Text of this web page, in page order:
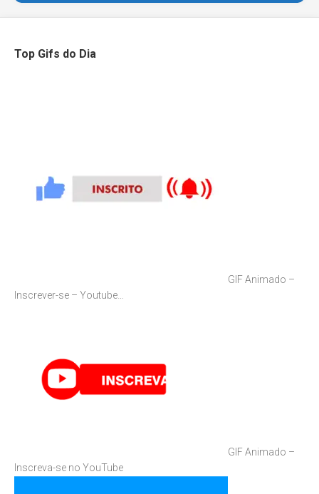
Top Gifs do Dia
GIF Animado –
Inscrever-se – Youtube…
GIF Animado –
Inscreva-se no YouTube